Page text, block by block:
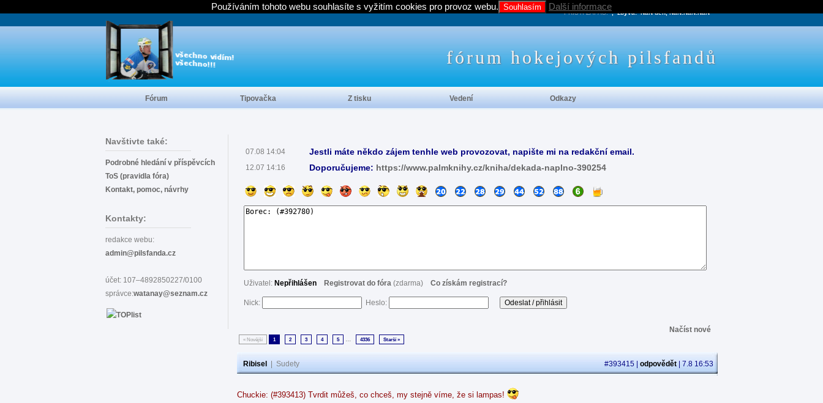
Navštivte také:
Podrobné hledání v příspěvcích
ToS (pravidla fóra)
Kontakt, pomoc, návrhy
Kontakty:
redakce webu:
admin@pilsfanda.cz
účet: 107–4892850227/0100
správce:watanay@seznam.cz
07.08 14:04 Jestli máte někdo zájem tenhle web provozovat, napište mi na redakční email.
12.07 14:16 Doporučujeme: https://www.palmknihy.cz/kniha/dekada-naplno-390254
Uživatel: Nepřihlášen Registrovat do fóra (zdarma) Co získám registrací?
Nick: Heslo:
Načíst nové
« Novější 1 2 3 4 5 ... 4336 Starší »
Ribisel Sudety #393415 | odpovědět | 7.8 16:53
Chuckie: (#393413) Tvrdit můžeš, co chceš, my stejně víme, že si lampas!
PRÍŠTÍ ZÁPAS:, zbývá:NaN den, NaN:NaN:NaN
fórum hokejových pilsfandů
Fórum Tipovačka Z tisku Vedení Odkazy
Používáním tohoto webu souhlasíte s vyžitím cookies pro provoz webu. Souhlasím Další informace